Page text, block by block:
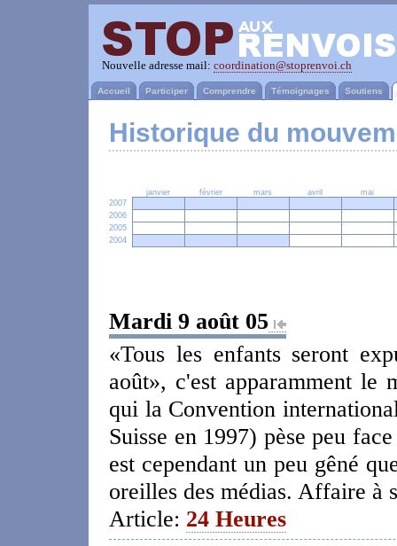
Nouvelle adresse mail: coordination@stoprenvoi.ch
Accueil Participer Comprendre Témoignages Soutiens
Historique du
janvier février mars avril
mai
2007
2006
2005
2004
Mardi 9 août 05
«Tous les enfants seront
août», c'est apparamment le
qui la Convention
Suisse en 1997) pèse peu
est cependant un peu gêné
oreilles des médias. Affaire à
Article: 24 Heures